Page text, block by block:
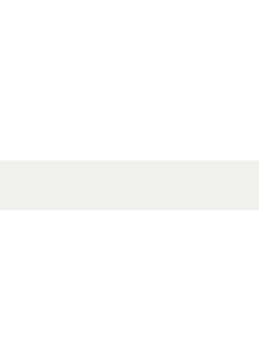
bei der
werden:
(1,5 mm), siebenadriges